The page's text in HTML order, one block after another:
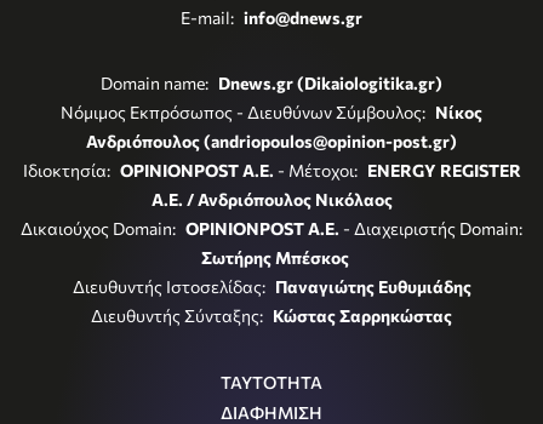
E-mail: info@dnews.gr
Domain name: Dnews.gr (Dikaiologitika.gr)
Νόμιμος Εκπρόσωπος - Διευθύνων Σύμβουλος: Νίκος
Ανδριόπουλος (andriopoulos@opinion-post.gr)
Ιδιοκτησία: OPINIONPOST A.E. - Μέτοχοι: ENERGY REGISTER
Α.Ε. / Ανδριόπουλος Νικόλαος
Δικαιούχος Domain: OPINIONPOST A.E. - Διαχειριστής Domain:
Σωτήρης Μπέσκος
Διευθυντής Ιστοσελίδας: Παναγιώτης Ευθυμιάδης
Διευθυντής Σύνταξης: Κώστας Σαρρηκώστας
ΤΑΥΤΟΤΗΤΑ
ΔΙΑΦΗΜΙΣΗ